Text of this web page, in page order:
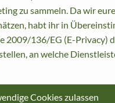
liefert dir
hoher Qualität. Mit
und dem Selbst-
flexibel genießen –
Hof.
zu sammeln. Da wir
habt ihr in
2009/136/EG (E-Privacy)
an welche
Cookies zulassen